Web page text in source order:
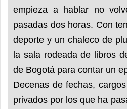
empieza a hablar no
pasadas dos horas. Con
deporte y un chaleco de
la sala rodeada de libros
de Bogotá para contar un
Decenas de fechas,
privados por los que ha